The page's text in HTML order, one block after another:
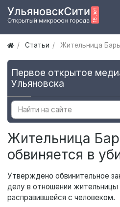
Статьи Жительница
Первое открытое
Ульяновска
Жительница
обвиняется в
Утверждено обвинительное
делу в отношении жительницы
расправившейся с человеком.